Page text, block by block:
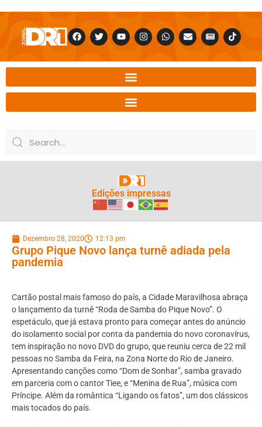
Edições impressas
Dezembro 28, 2020 12:13 pm
Grupo Pique Novo lança turnê adiada pela
pandemia
Cartão postal mais famoso do país, a Cidade Maravilhosa abraça
o lançamento da turnê “Roda de Samba do Pique Novo”. O
espetáculo, que já estava pronto para começar antes do anúncio
do isolamento social por conta da pandemia do novo coronavírus,
tem inspiração no novo DVD do grupo, que reuniu cerca de 22 mil
pessoas no Samba da Feira, na Zona Norte do Rio de Janeiro.
Apresentando canções como “Dom de Sonhar”, samba gravado
em parceria com o cantor Tiee, e “Menina de Rua”, música com
Príncipe. Além da romântica “Ligando os fatos”, um dos clássicos
mais tocados do país.